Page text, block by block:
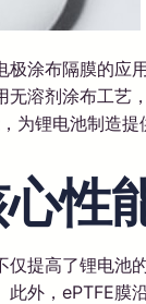
涂布隔膜的
溶剂涂布工
为锂电池制造
性
提高了锂电
外，ePTFE